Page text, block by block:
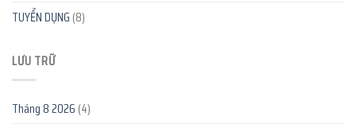
TUYỂN DỤNG (8)
LƯU TRỮ
Tháng 8 2026 (4)